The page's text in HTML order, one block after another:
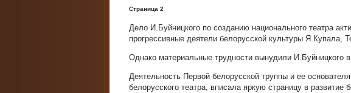
Страница 2
Дело И.Буйницкого по созданию национального театра
прогрессивные деятели белорусской культуры Я.Купала,
Однако материальные трудности вынудили И.Буйницкого в
Деятельность Первой белорусской труппы и ее
белорусского театра, вписала яркую страницу в развитие